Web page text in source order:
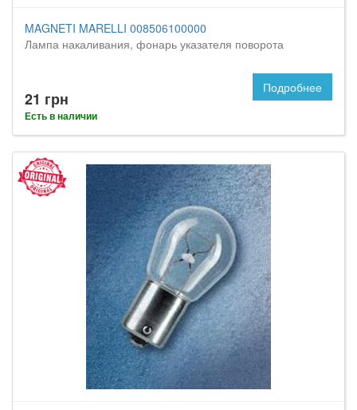
MAGNETI MARELLI 008506100000
Лампа накаливания, фонарь указателя поворота
21 грн
Есть в наличии
Подробнее